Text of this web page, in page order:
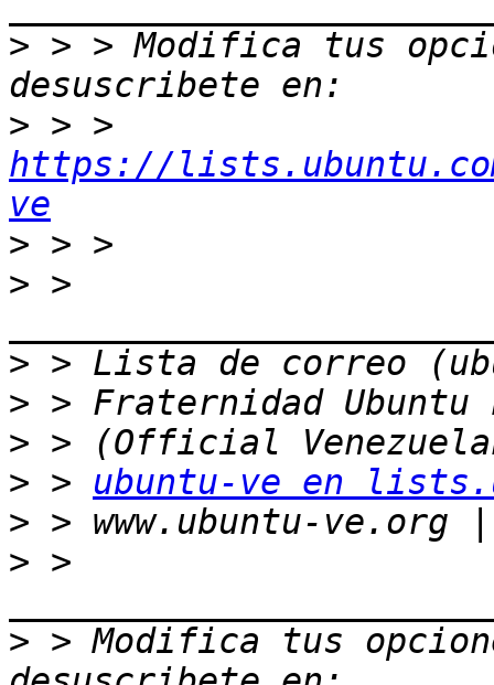
> > > Modifica tus
>
https://
ve
>
> >
>
>
>
> > ubuntu-ve en
>
> >
> > Modifica tus